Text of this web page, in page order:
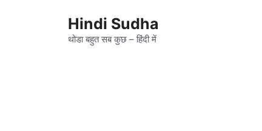
Hindi Sudha
थोडा बहुत सब कुछ – हिंदी में